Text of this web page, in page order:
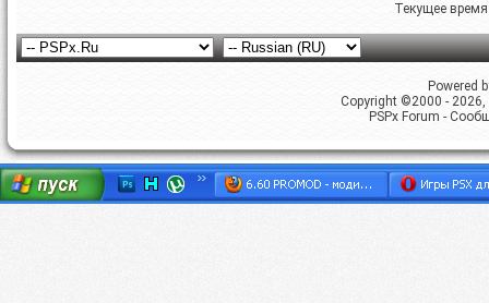
Текущее
Powered
Copyright ©2000 -
PSPx Forum -